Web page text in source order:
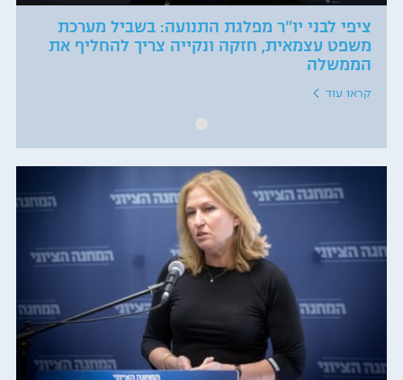
ציפי לבני יו"ר מפלגת התנועה: בשביל מערכת
משפט עצמאית, חזקה ונקייה צריך להחליף את
הממשלה
קראו עוד